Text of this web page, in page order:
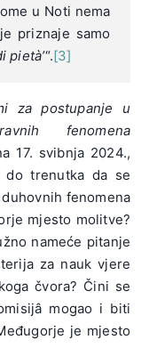
u Noti nema
priznaje samo
pietà’“.[3]
za postupanje u
fenomena
17. svibnja 2024.,
do trenutka da se
fenomena
mjesto molitve?
nameće pitanje
za nauk vjere
čvora? Čini se
mogao i biti
je mjesto